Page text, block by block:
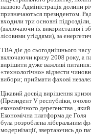
назвою Адміністрація долини
призначаються президентом.
входили три основні
(включаючи їх використання і
лісовими угіддями), за
ТВА діє до сьогоднішнього
включаючи кризу 2008 року, а
вирішити дуже важливі питання:
«технологічно» відвести
вибори; приймати фахові
Цікавий досвід вирішення
(Президент V республіки,
економічного дерегенства ,
Економічна платформа де Голя
була розроблена ліберальним
модернізації, звертаючись до